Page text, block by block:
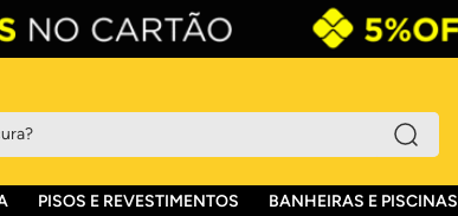
PISOS E REVESTIMENTOS BANHEIRAS E PISCINAS